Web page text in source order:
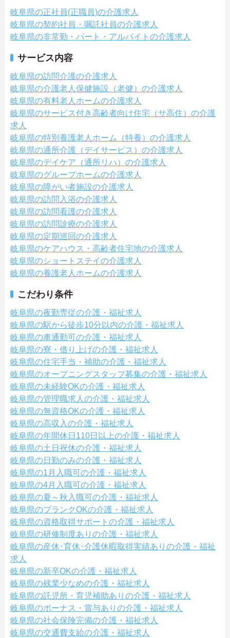
岐阜県の正社員(正職員)の介護求人
岐阜県の契約社員・嘱託社員の介護求人
岐阜県の非常勤・パート・アルバイトの介護求人
サービス内容
岐阜県の訪問介護の介護求人
岐阜県の介護老人保健施設（老健）の介護求人
岐阜県の有料老人ホームの介護求人
岐阜県のサービス付き高齢者向け住宅（サ高住）の介護
求人
岐阜県の特別養護老人ホーム（特養）の介護求人
岐阜県の通所介護（デイサービス）の介護求人
岐阜県のデイケア（通所リハ）の介護求人
岐阜県のグループホームの介護求人
岐阜県の障がい者施設の介護求人
岐阜県の訪問入浴の介護求人
岐阜県の訪問看護の介護求人
岐阜県の訪問診療の介護求人
岐阜県の定期巡回の介護求人
岐阜県のケアハウス・高齢者住宅地の介護求人
岐阜県のショートステイの介護求人
岐阜県の養護老人ホームの介護求人
こだわり条件
岐阜県の夜勤専従の介護・福祉求人
岐阜県の駅から徒歩10分以内の介護・福祉求人
岐阜県の車通勤可の介護・福祉求人
岐阜県の寮・借り上げの介護・福祉求人
岐阜県の住宅手当・補助の介護・福祉求人
岐阜県のオープニングスタッフ募集の介護・福祉求人
岐阜県の未経験OKの介護・福祉求人
岐阜県の管理職求人の介護・福祉求人
岐阜県の無資格OKの介護・福祉求人
岐阜県の高収入の介護・福祉求人
岐阜県の年間休日110日以上の介護・福祉求人
岐阜県の土日祝休の介護・福祉求人
岐阜県の日勤のみの介護・福祉求人
岐阜県の1月入職可の介護・福祉求人
岐阜県の4月入職可の介護・福祉求人
岐阜県の夏～秋入職可の介護・福祉求人
岐阜県のブランクOKの介護・福祉求人
岐阜県の資格取得サポートの介護・福祉求人
岐阜県の研修制度ありの介護・福祉求人
岐阜県の産休･育休･介護休暇取得実績ありの介護・福祉
求人
岐阜県の新卒OKの介護・福祉求人
岐阜県の残業少なめの介護・福祉求人
岐阜県の託児所・育児補助ありの介護・福祉求人
岐阜県のボーナス・賞与ありの介護・福祉求人
岐阜県の社会保険完備の介護・福祉求人
岐阜県の交通費支給の介護・福祉求人